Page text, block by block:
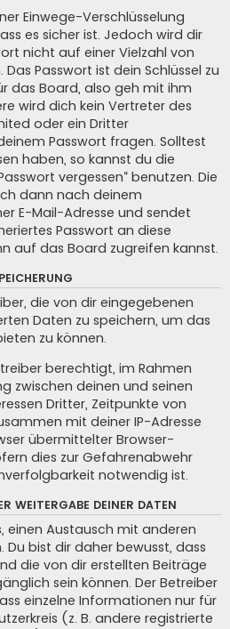
Einwege-Verschlüsselung
es sicher ist. Jedoch wird dir
nicht auf einer Vielzahl von
Passwort ist dein Schlüssel zu
das Board, also geh mit ihm
wird dich kein Vertreter des
oder ein Dritter
Passwort fragen. Solltest
haben, so kannst du die
vergessen“ benutzen. Die
dann nach deinem
E-Mail-Adresse und sendet
Passwort an diese
auf das Board zugreifen kannst.
die von dir eingegebenen
Daten zu speichern, um das
zu können.
berechtigt, im Rahmen
zwischen deinen und seinen
Dritter, Zeitpunkte von
mit deiner IP-Adresse
übermittelter Browser-
dies zur Gefahrenabwehr
notwendig ist.
WEITERGABE DEINER DATEN
einen Austausch mit anderen
Du bist dir daher bewusst, dass
die von dir erstellten Beiträge
sein können. Der Betreiber
einzelne Informationen nur für
(z. B. andere registrierte